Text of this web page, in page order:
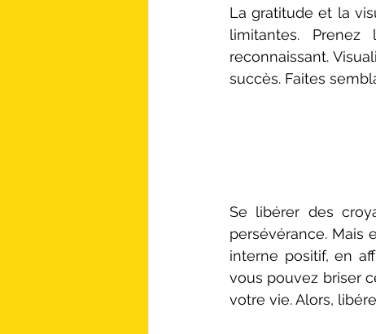
La gratitude et la
limitantes.
reconnaissant.
succès. Faites
Se libérer des
persévérance. Mais
interne positif, en
vous pouvez briser
votre vie. Alors,